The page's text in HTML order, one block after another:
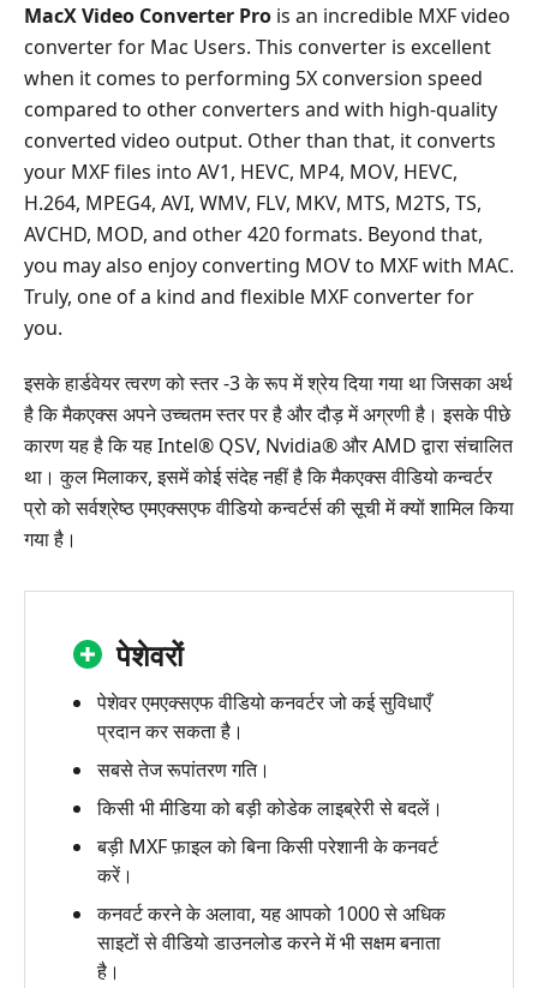
MacX Video Converter Pro is an incredible MXF video
converter for Mac Users. This converter is excellent
when it comes to performing 5X conversion speed
compared to other converters and with high-quality
converted video output. Other than that, it converts
your MXF files into AV1, HEVC, MP4, MOV, HEVC,
H.264, MPEG4, AVI, WMV, FLV, MKV, MTS, M2TS, TS,
AVCHD, MOD, and other 420 formats. Beyond that,
you may also enjoy converting MOV to MXF with MAC.
Truly, one of a kind and flexible MXF converter for
you.
इसके हार्डवेयर त्वरण को स्तर -3 के रूप में श्रेय दिया गया था जिसका अर्थ
है कि मैकएक्स अपने उच्चतम स्तर पर है और दौड़ में अग्रणी है। इसके पीछे
कारण यह है कि यह Intel® QSV, Nvidia® और AMD द्वारा संचालित
था। कुल मिलाकर, इसमें कोई संदेह नहीं है कि मैकएक्स वीडियो कन्वर्टर
प्रो को सर्वश्रेष्ठ एमएक्सएफ वीडियो कन्वर्टर्स की सूची में क्यों शामिल किया
गया है।
पेशेवरों
पेशेवर एमएक्सएफ वीडियो कनवर्टर जो कई सुविधाएँ
प्रदान कर सकता है।
सबसे तेज रूपांतरण गति।
किसी भी मीडिया को बड़ी कोडेक लाइब्रेरी से बदलें।
बड़ी MXF फ़ाइल को बिना किसी परेशानी के कनवर्ट
करें।
कनवर्ट करने के अलावा, यह आपको 1000 से अधिक
साइटों से वीडियो डाउनलोड करने में भी सक्षम बनाता
है।